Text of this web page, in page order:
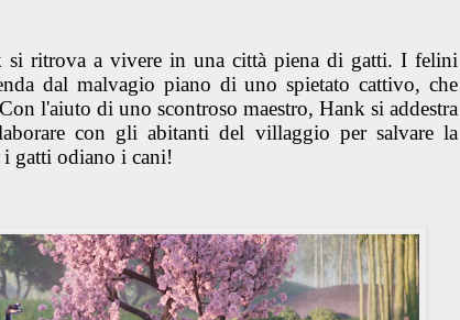
si ritrova a vivere in una città piena di gatti. I felini
dal malvagio piano di uno spietato cattivo, che
l'aiuto di uno scontroso maestro, Hank si addestra
con gli abitanti del villaggio per salvare la
i gatti odiano i cani!